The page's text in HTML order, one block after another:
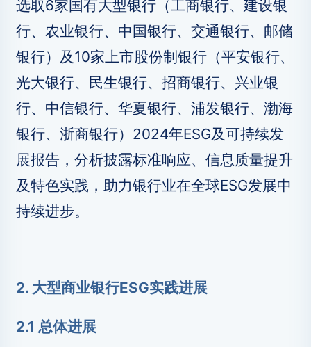
选取6家国有大型银行（工商银行、建设银
行、农业银行、中国银行、交通银行、邮储
银行）及10家上市股份制银行（平安银行、
光大银行、民生银行、招商银行、兴业银
行、中信银行、华夏银行、浦发银行、渤海
银行、浙商银行）2024年ESG及可持续发
展报告，分析披露标准响应、信息质量提升
及特色实践，助力银行业在全球ESG发展中
持续进步。
2. 大型商业银行ESG实践进展
2.1 总体进展